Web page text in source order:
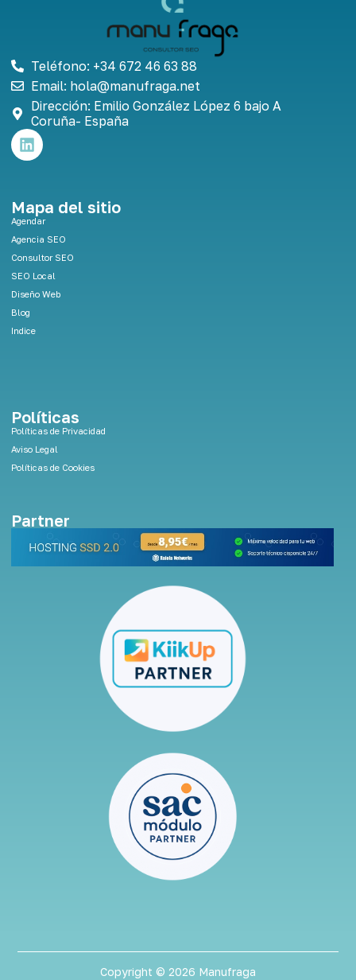
Teléfono: +34 672 46 63 88
Email: hola@manufraga.net
Dirección: Emilio González López 6 bajo A
Coruña- España
L
i
e
d
n
Mapa del sitio
Agendar
Agencia SEO
Consultor SEO
SEO Local
Diseño Web
Blog
Indice
Políticas
Políticas de Privacidad
Aviso Legal
Políticas de Cookies
Partner
Copyright © 2026 Manufraga